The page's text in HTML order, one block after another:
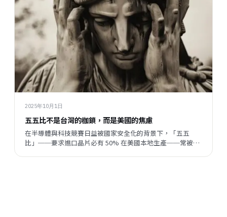
2025年10月1日
五五比不是台灣的枷鎖，而是美國的焦慮
在半導體與科技競賽日益被國家安全化的背景下，「五五
比」──要求進口晶片必有 50% 在美國本地生產──常被拿